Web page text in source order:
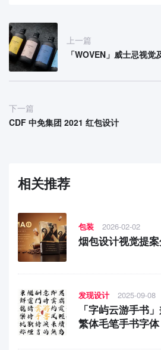
上一篇
「WOVEN」威士忌视觉
下一篇
CDF 中免集团 2021 红包设计
相关推荐
包装 2026-02-02
烟包设计视觉提
发现设计 2025-09-08
「字屿云游手书
繁体毛笔手书字